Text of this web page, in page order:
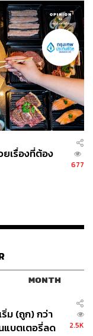
ยเรื่องที่ต้อง
677
MONTH
ริ่ม (ถูก) กว่า
แบตเตอรี่ลด
2.5K